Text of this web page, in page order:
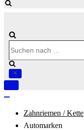
nach …
Navigation
Zahnriemen / Kette
Automarken